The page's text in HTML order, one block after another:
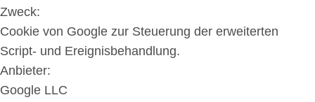
Zweck:
Cookie von Google zur Steuerung der erweiterten
Script- und Ereignisbehandlung.
Anbieter:
Google LLC